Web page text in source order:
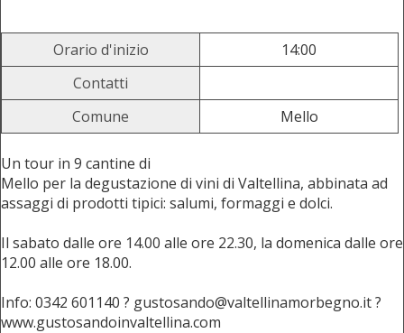
Orario d'inizio
14:00
Contatti
Comune
Mello
Un tour in 9 cantine di
Mello per la degustazione di vini di Valtellina, abbinata ad
assaggi di prodotti tipici: salumi, formaggi e dolci.
Il sabato dalle ore 14.00 alle ore 22.30, la domenica dalle ore
12.00 alle ore 18.00.
Info: 0342 601140 ? gustosando@valtellinamorbegno.it ?
www.gustosandoinvaltellina.com